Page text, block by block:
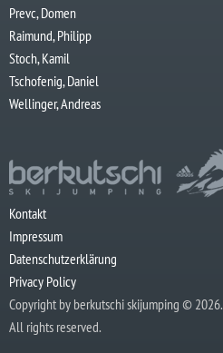
Prevc, Domen
Raimund, Philipp
Stoch, Kamil
Tschofenig, Daniel
Wellinger, Andreas
Kontakt
Impressum
Datenschutzerklärung
Privacy Policy
Copyright by berkutschi skijumping © 2026.
All rights reserved.